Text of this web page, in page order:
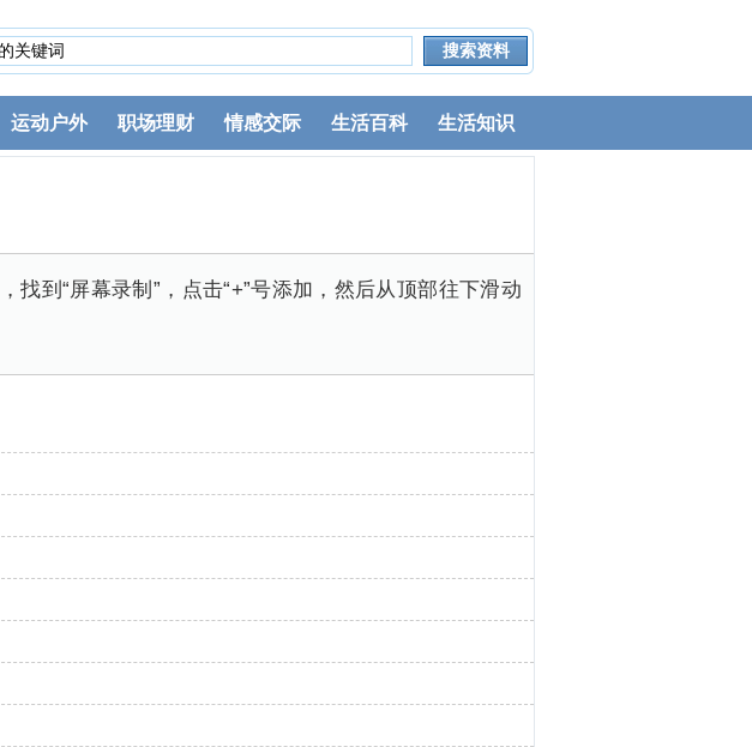
运动户外 职场理财 情感交际 生活百科 生活知识
找到“屏幕录制”，点击“+”号添加，然后从顶部往下滑动